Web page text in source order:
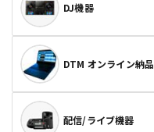
DJ機器
DTM オンライン納品
配信/ライブ機器